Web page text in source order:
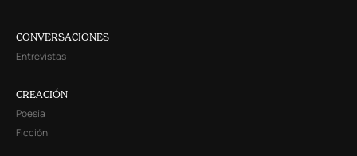
CONVERSACIONES
Entrevistas
CREACIÓN
Poesía
Ficción